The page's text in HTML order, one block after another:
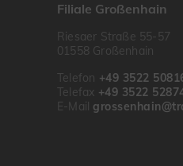
Filiale Großenhain
Riesaer Straße 55-57
01558 Großenhain
Telefon +49 3522
Telefax +49 3522
E-Mail